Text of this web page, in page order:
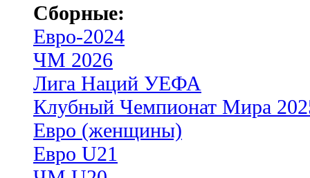
Сборные:
Евро-2024
ЧМ 2026
Лига Наций УЕФА
Клубный Чемпионат Мира
Евро (женщины)
Евро U21